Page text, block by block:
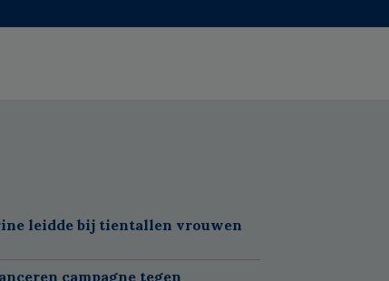
leidde bij tientallen vrouwen
campagne tegen